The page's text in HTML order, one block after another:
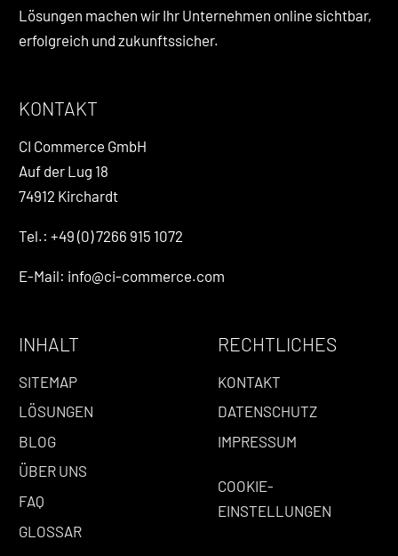
Lösungen machen wir Ihr Unternehmen online sichtbar,
erfolgreich und zukunftssicher.
KONTAKT
CI Commerce GmbH
Auf der Lug 18
74912 Kirchardt
Tel.: +49 (0) 7266 915 1072
E-Mail: info@ci-commerce.com
INHALT
SITEMAP
LÖSUNGEN
BLOG
ÜBER UNS
FAQ
GLOSSAR
RECHTLICHES
KONTAKT
DATENSCHUTZ
IMPRESSUM
COOKIE-
EINSTELLUNGEN